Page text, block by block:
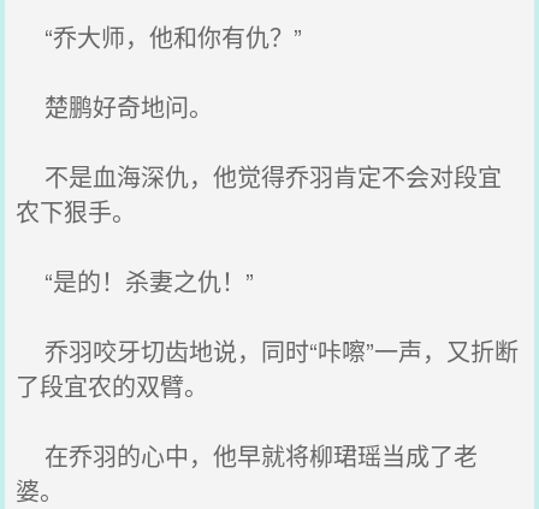
“乔大师，他和你有仇？”
楚鹏好奇地问。
不是血海深仇，他觉得乔羽肯定不会对段宜
农下狠手。
“是的！杀妻之仇！”
乔羽咬牙切齿地说，同时“咔嚓”一声，又折断
了段宜农的双臂。
在乔羽的心中，他早就将柳珺瑶当成了老
婆。